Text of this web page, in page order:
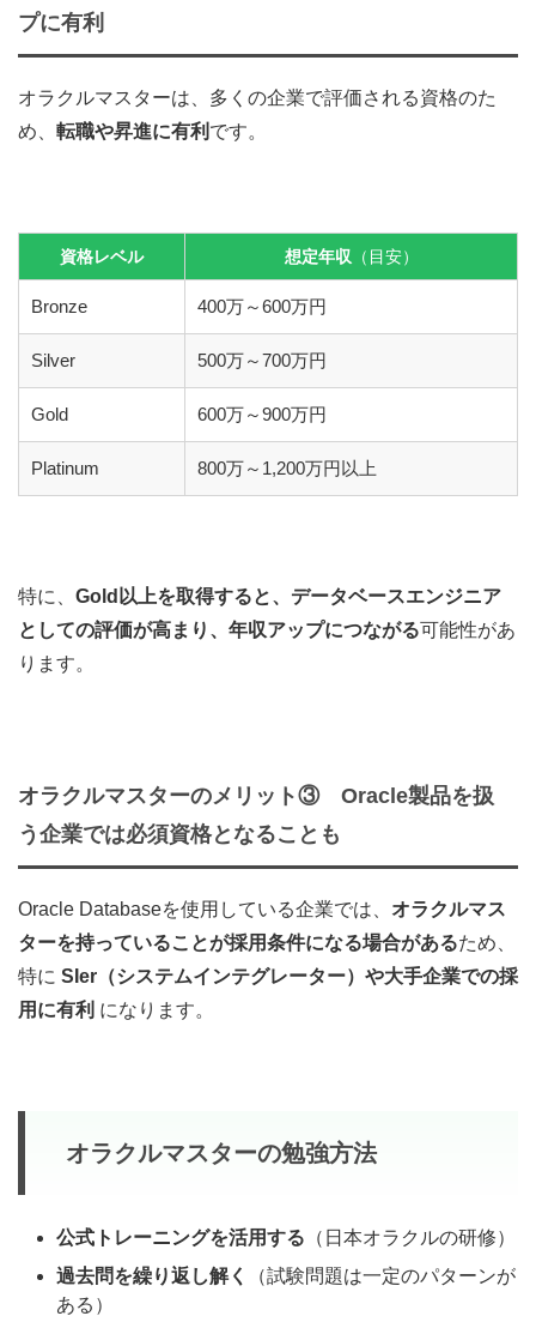
プに有利
オラクルマスターは、多くの企業で評価される資格のた
め、 転職や昇進に有利 です。
資格レベル 想定年収 （目安）
Bronze 400万～600万円
Silver 500万～700万円
Gold 600万～900万円
Platinum 800万～1,200万円以上
特に、 Gold以上を取得すると、データベースエンジニア
としての評価が高まり、年収アップにつながる可能性があ
ります。
オラクルマスターのメリット③
Oracle製品を扱
う企業では必須資格となることも
Oracle Databaseを使用している企業では、 オラクルマス
ターを持っていることが採用条件になる場合があるため、
特に SIer（システムインテグレーター）や大手企業での採
用に有利 になります。
オラクルマスターの勉強方法
公式トレーニングを活用する （日本オラクルの研修）
過去問を繰り返し解く
（試験問題は一定のパターンが
ある）